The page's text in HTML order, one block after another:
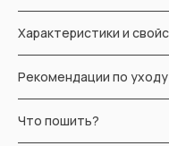
Характеристики и
Рекомендации по уходу
Что пошить?